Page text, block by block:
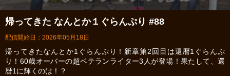
帰ってきた なんとか１ぐらんぷり #88
配信開始日：2026年05月18日
帰ってきたなんとか1ぐらんぷり！新章第2回目は還暦1ぐらんぷ
り！60歳オーバーの超ベテランライター3人が登場！果たして、還
暦1に輝くのは！？